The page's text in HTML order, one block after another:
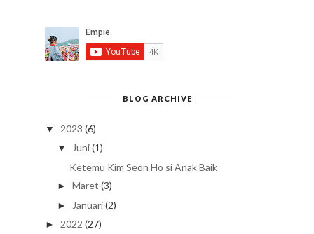
BLOG ARCHIVE
▼ 2023 (6)
▼ Juni(1)
Ketemu Kim Seon Ho si Anak Baik
► Maret (3)
► Januari(2)
► 2022 (27)